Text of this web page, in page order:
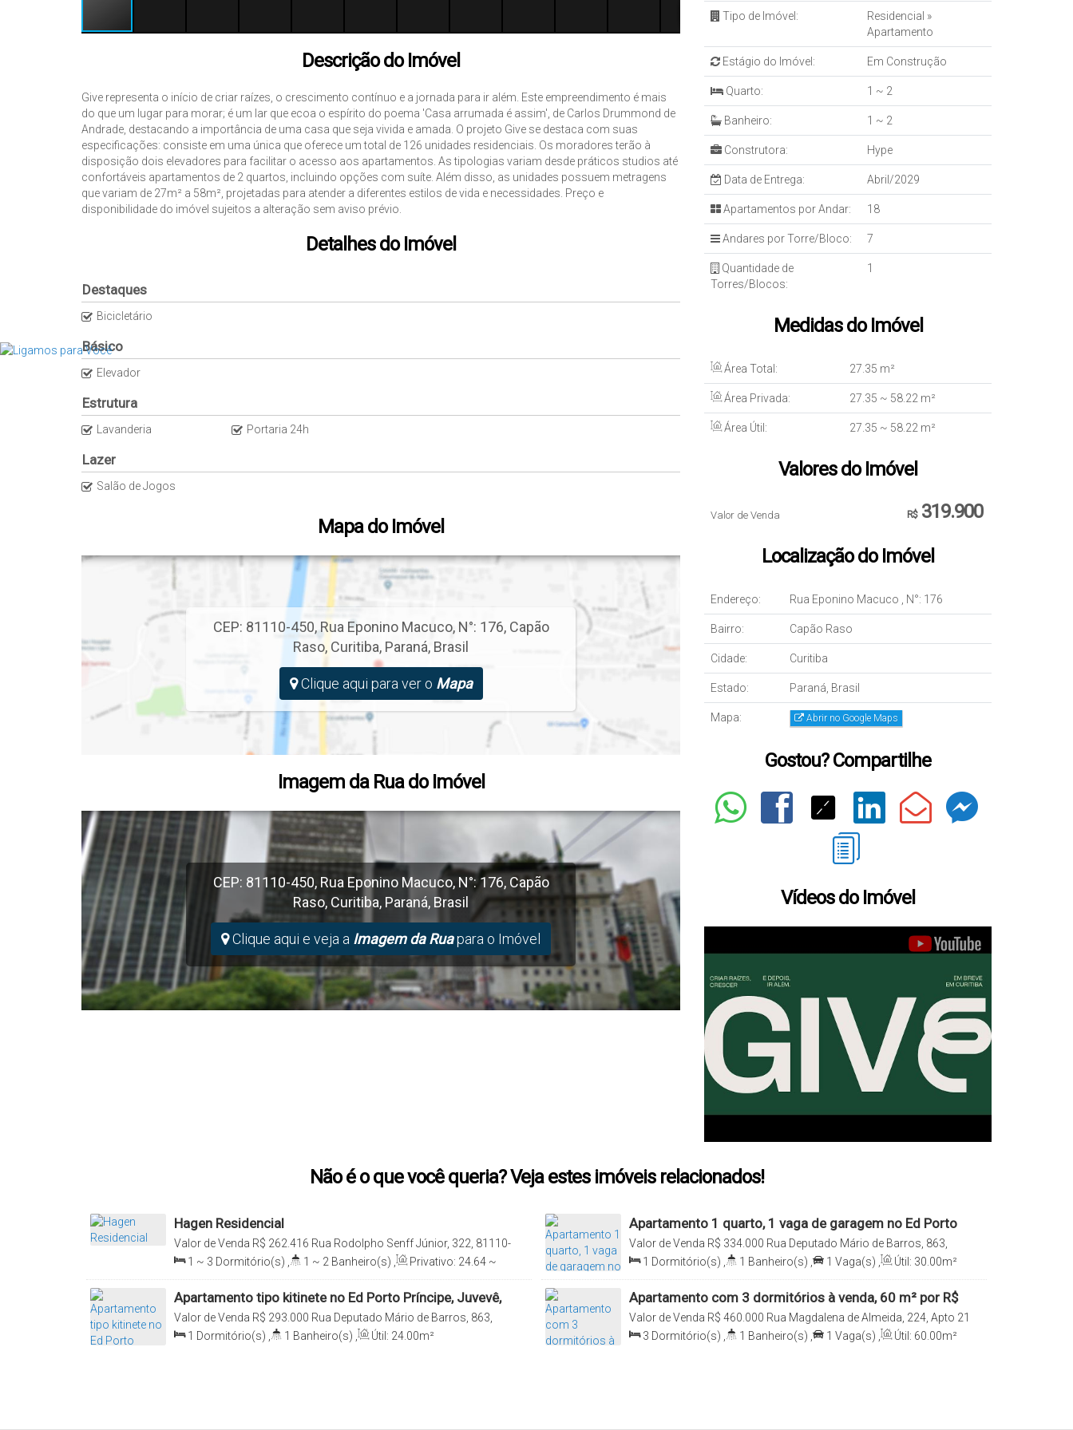
Descrição do Imóvel
Give representa o início de criar raízes, o crescimento contínuo e a jornada para ir além. Este empreendimento é mais
do que um lugar para morar; é um lar que ecoa o espírito do poema 'Casa arrumada é assim', de Carlos Drummond de
Andrade, destacando a importância de uma casa que seja vivida e amada. O projeto Give se destaca com suas
especificações: consiste em uma única que oferece um total de 126 unidades residenciais. Os moradores terão à
disposição dois elevadores para facilitar o acesso aos apartamentos. As tipologias variam desde práticos studios até
confortáveis apartamentos de 2 quartos, incluindo opções com suíte. Além disso, as unidades possuem metragens
que variam de 27m² a 58m², projetadas para atender a diferentes estilos de vida e necessidades. Preço e
disponibilidade do imóvel sujeitos a alteração sem aviso prévio.
Detalhes do Imóvel
Destaques
Bicicletário
Básico
Elevador
Estrutura
Lavanderia Portaria 24h
Lazer
Salão de Jogos
Mapa do Imóvel
CEP: 81110-450, Rua Eponino Macuco, N°: 176, Capão
Raso, Curitiba, Paraná, Brasil
Clique aqui para ver o Mapa
Imagem da Rua do Imóvel
CEP: 81110-450, Rua Eponino Macuco, N°:176, Capão
Raso, Curitiba, Paraná, Brasil
Clique aqui e veja a Imagem da Ruapara o Imóvel
Tipo de Imóvel: Residencial »
Apartamento
Estágio do Imóvel: Em Construção
Quarto: 1 ~ 2
Banheiro: 1 ~ 2
Construtora: Hype
Data de Entrega: Abril/2029
Apartamentos por Andar: 18
Andares por Torre/Bloco: 7
Quantidade de
Torres/Blocos:
1
Medidas do Imóvel
Área Total: 27 .35 m²
Área Privada: 27 .35 ~ 58 .22 m²
Área Útil: 27 .35 ~ 58 .22 m²
Valores do Imóvel
R$319.900
Valor de Venda
Localização do Imóvel
Endereço: Rua Eponino Macuco N°: 176
Bairro: Capão Raso
Cidade: Curitiba
Estado: Paraná, Brasil
Mapa: Abrir no Google Maps
Gostou? Compartilhe
Vídeos do Imóvel
Não é o que você queria? Veja estes imóveis relacionados!
Hagen Residencial
R$ 262.416
Valor de Venda
Rua Rodolpho Senff Júnior, 322, 81110-
130, Capão Raso, Curitiba, Paraná, Brasil
1 ~ 3 Dormitório(s) 1 ~ 2 Banheiro(s) Privativo: 24.64~
Apartamento 1 quarto, 1 vaga de garagem no Ed Porto
Príncipe, Juvevê, Curitiba/PR
R$ 334.000
Valor de Venda
Rua Deputado Mário de Barros, 863,
Apto 205, 80530-280, Juvevê, Curitiba, Paraná, Brasil
1 Dormitório(s) 1 Banheiro(s) 1 Vaga(s) Útil: 30 .00m²
Apartamento tipo kitinete no Ed Porto Príncipe, Juvevê,
Curitiba/PR
R$ 293.000
Valor de Venda
Rua Deputado Mário de Barros, 863,
Apto 502, 80530-280, Juvevê, Curitiba, Paraná, Brasil
1 Dormitório(s) 1 Banheiro(s) Útil: 24.00m²
Apartamento com 3 dormitórios à venda, 60 m² por R$
460.000,00 - Capão Raso - Curitiba/PR
R$ 460.000
Valor de Venda
Rua Magdalena de Almeida, 224, Apto 21
Bloco 6 - Vaga 284, 81130-260, Capão Raso, Curitiba, Paraná, Brasil
3 Dormitório(s) 1 Banheiro(s) 1 Vaga(s) Útil: 60 .00m²